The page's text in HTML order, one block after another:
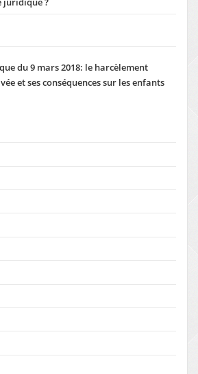
du 9 mars 2018: le harcèlement
et ses conséquences sur les enfants